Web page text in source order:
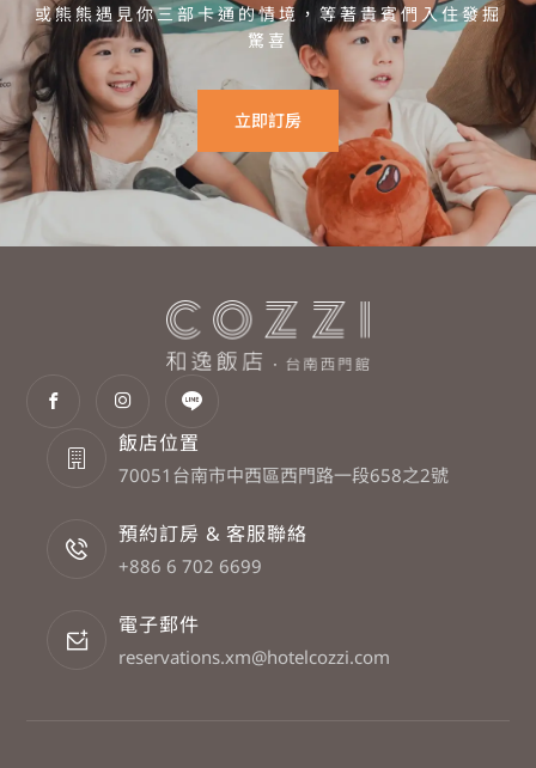
或熊熊遇見你三部卡通的情境，等著貴賓們入住發掘
驚喜
立即訂房
飯店位置
70051台南市中西區西門路一段658之2號
預約訂房 & 客服聯絡
+886 6 702 6699
電子郵件
reservations.xm@hotelcozzi.com